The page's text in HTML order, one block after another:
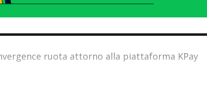
ruota attorno alla piattaforma KPay